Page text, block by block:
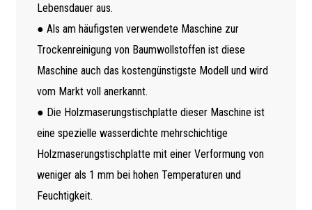
Lebensdauer aus.
● Als am häufigsten verwendete Maschine zur
Trockenreinigung von Baumwollstoffen ist diese
Maschine auch das kostengünstigste Modell und wird
vom Markt voll anerkannt.
● Die Holzmaserungstischplatte dieser Maschine ist
eine spezielle wasserdichte mehrschichtige
Holzmaserungstischplatte mit einer Verformung von
weniger als 1 mm bei hohen Temperaturen und
Feuchtigkeit.